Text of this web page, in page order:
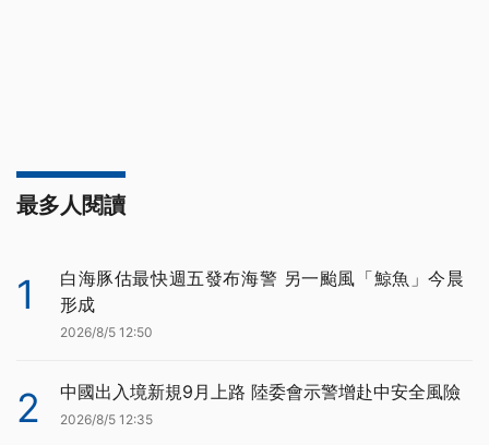
最多人閱讀
1
白海豚估最快週五發布海警 另一颱風「鯨魚」今晨
形成
2026/8/5 12:50
2 中國出入境新規9月上路 陸委會示警增赴中安全風險
2026/8/5 12:35